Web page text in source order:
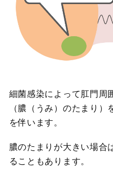
細菌感染によって肛門周
（膿（うみ）のたまり
を伴います。
膿のたまりが大きい場
ることもあります。